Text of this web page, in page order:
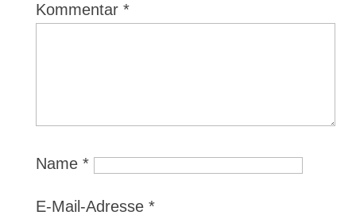
Kommentar *
Name *
E-Mail-Adresse *